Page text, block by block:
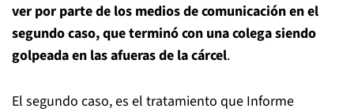
ver por parte de los medios de comunicación en el
segundo caso, que terminó con una colega siendo
golpeada en las afueras de la cárcel.
El segundo caso, es el tratamiento que Informe